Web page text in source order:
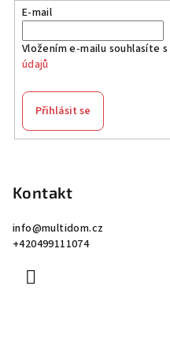
E-mail
Vložením e-mailu souhlasíte s
údajů
Přihlásit se
Kontakt
info@multidom.cz
+420499111074